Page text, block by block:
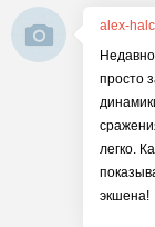
alex-
просто
легко.
экшена!